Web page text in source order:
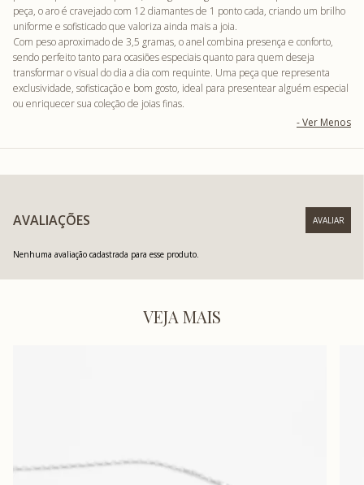
peça, o aro é cravejado com 12 diamantes de 1 ponto cada, criando um brilho
uniforme e sofisticado que valoriza ainda mais a joia.
Com peso aproximado de 3,5 gramas, o anel combina presença e conforto,
sendo perfeito tanto para ocasiões especiais quanto para quem deseja
transformar o visual do dia a dia com requinte. Uma peça que representa
exclusividade, sofisticação e bom gosto, ideal para presentear alguém especial
ou enriquecer sua coleção de joias finas.
AVALIAÇÕES
Nenhuma avaliação cadastrada para esse produto.
VEJA MAIS